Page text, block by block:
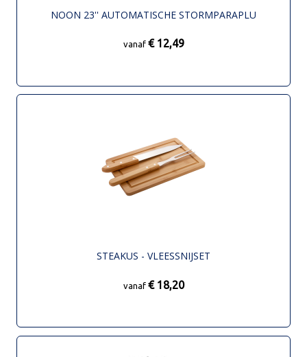
NOON 23'' AUTOMATISCHE STORMPARAPLU
vanaf € 12,49
STEAKUS - VLEESSNIJSET
vanaf € 18,20